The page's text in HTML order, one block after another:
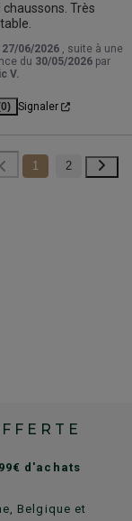
chaussons. Très
27/06/2026 , suite à une
du 30/05/2026 par
V.
Signaler
1 2
d'achats
Belgique et